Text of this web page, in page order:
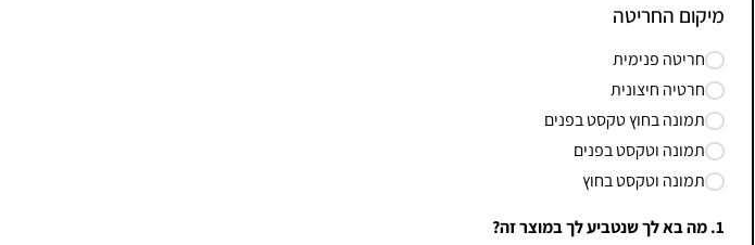
מיקום החריטה
חריטה פנימית
חרטיה חיצונית
תמונה בחוץ טקסט בפנים
תמונה וטקסט בפנים
תמונה וטקסט בחוץ
1. מה בא לך שנטביע לך במוצר זה?